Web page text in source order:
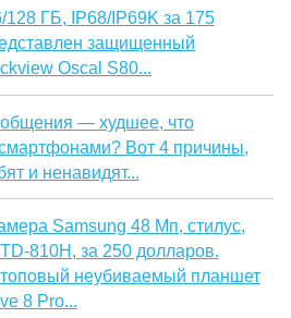
128 ГБ, IP68/IP69K за 175
защищенный
Oscal S80...
— худшее, что
Вот 4 причины,
и ненавидят...
Samsung 48 Мп, стилус,
810H, за 250 долларов.
неубиваемый планшет
8 Pro...